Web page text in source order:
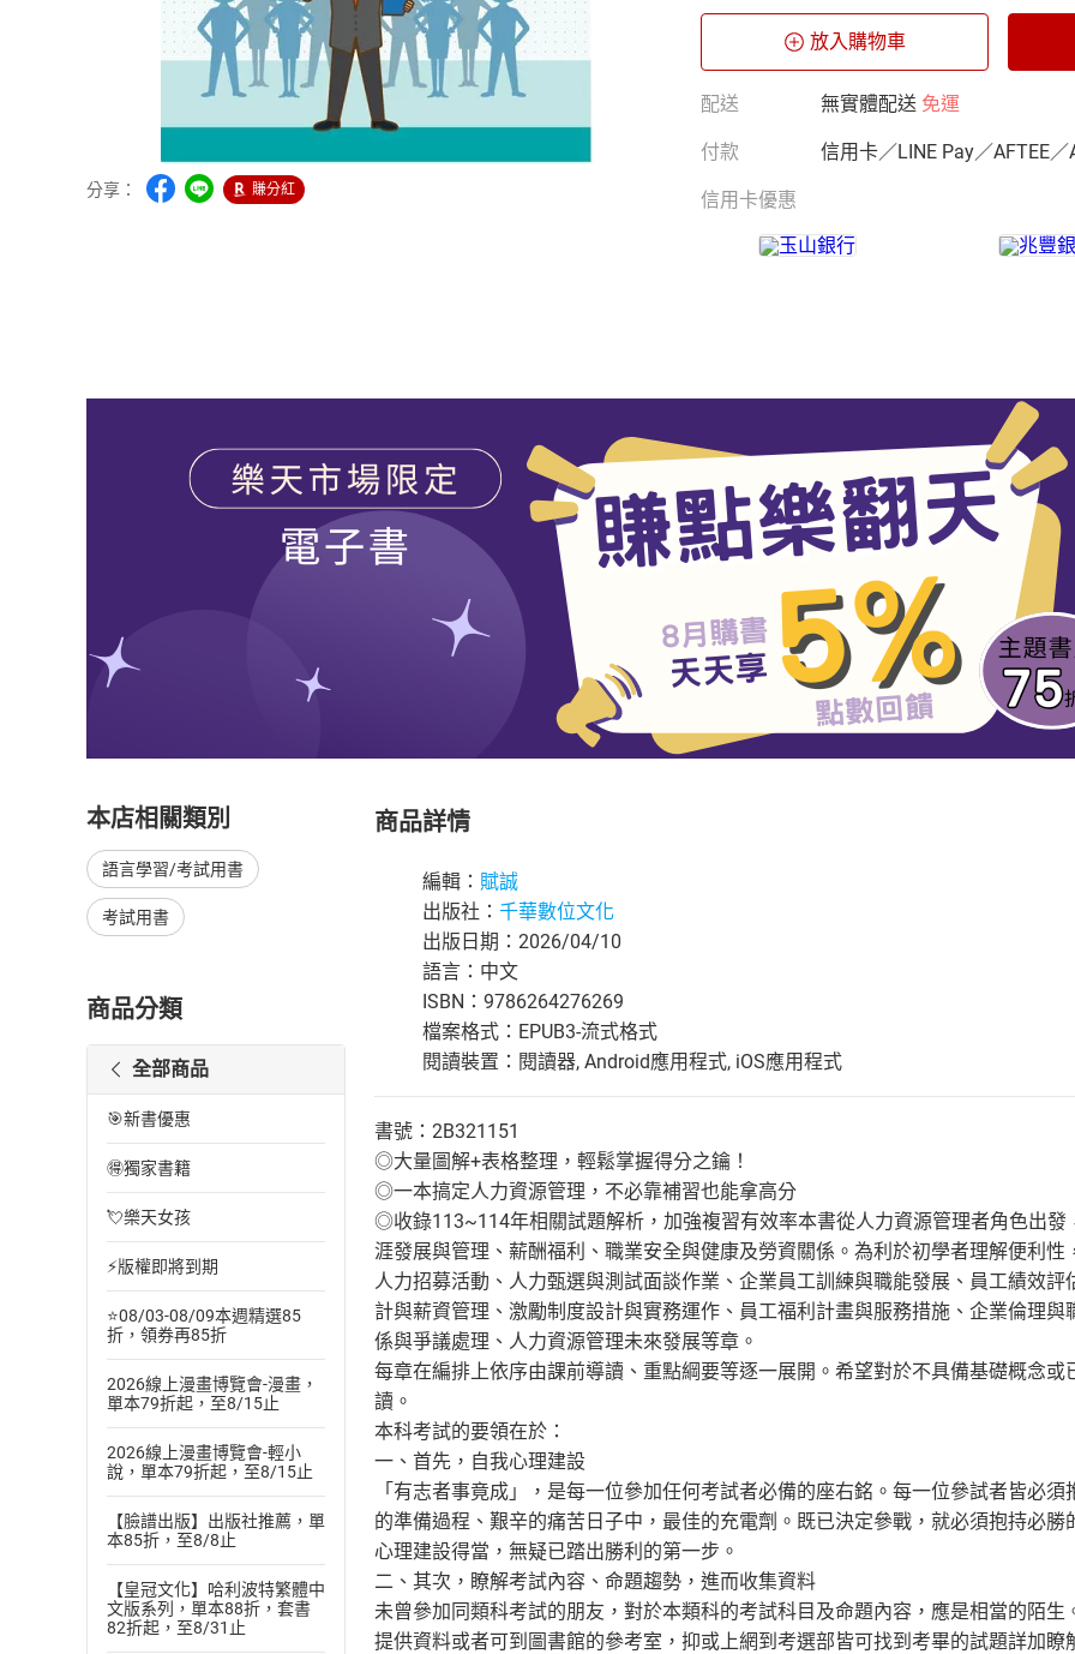
分享： 賺分紅
放入購物車
配送 無實體配送 免運
付款 信用卡／LINE Pay／AFTEE／
信用卡優惠
本店相關類別
語言學習/考試用書
考試用書
商品分類
全部商品
🎯新書優惠
🉐獨家書籍
💘樂天女孩
⚡版權即將到期
⭐08/03-08/09本週精選85
折，領券再85折
2026線上漫畫博覽會-漫畫，
單本79折起，至8/15止
2026線上漫畫博覽會-輕小
說，單本79折起，至8/15止
【臉譜出版】出版社推薦，單
本85折，至8/8止
【皇冠文化】哈利波特繁體中
文版系列，單本88折，套書
82折起，至8/31止
商品詳情
編輯： 賦誠
出版社： 千華數位文化
出版日期：2026/04/10
語言：中文
ISBN：9786264276269
檔案格式：EPUB3-流式格式
閱讀裝置：閱讀器, Android應用程式, iOS應用程式
書號：2B321151
◎大量圖解+表格整理，輕鬆掌握得分之鑰！
◎一本搞定人力資源管理，不必靠補習也能拿高分
◎收錄113~114年相關試題解析，加強複習有效率本書從人力資源管理者角色出
涯發展與管理、薪酬福利、職業安全與健康及勞資關係。為利於初學者理解便利
人力招募活動、人力甄選與測試面談作業、企業員工訓練與職能發展、員工績效
計與薪資管理、激勵制度設計與實務運作、員工福利計畫與服務措施、企業倫理
係與爭議處理、人力資源管理未來發展等章。
每章在編排上依序由課前導讀、重點綱要等逐一展開。希望對於不具備基礎概念
讀。
本科考試的要領在於：
一、首先，自我心理建設
「有志者事竟成」，是每一位參加任何考試者必備的座右銘。每一位參試者皆必
的準備過程、艱辛的痛苦日子中，最佳的充電劑。既已決定參戰，就必須抱持必
心理建設得當，無疑已踏出勝利的第一步。
二、其次，瞭解考試內容、命題趨勢，進而收集資料
未曾參加同類科考試的朋友，對於本類科的考試科目及命題內容，應是相當的陌
提供資料或者可到圖書館的參考室，抑或上網到考選部皆可找到考畢的試題詳加